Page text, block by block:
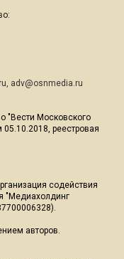
, adv@osnmedia.ru
"Вести Московского
реестровая
содействия
"Медиахолдинг
авторов.